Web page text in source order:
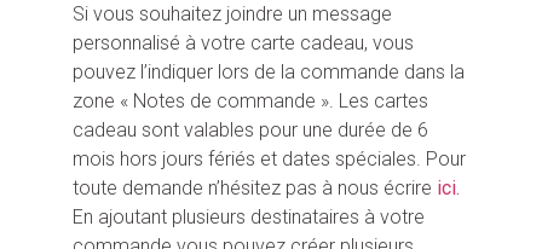
Si vous souhaitez joindre un message
personnalisé à votre carte cadeau, vous
pouvez l’indiquer lors de la commande dans la
zone « Notes de commande ». Les cartes
cadeau sont valables pour une durée de 6
mois hors jours fériés et dates spéciales. Pour
toute demande n’hésitez pas à nous écrire ici.
En ajoutant plusieurs destinataires à votre